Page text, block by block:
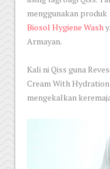
menggunakan produk
Biosol Hygiene Wash
Armayan.
Kali ni Qiss guna
Cream With
mengekalkan